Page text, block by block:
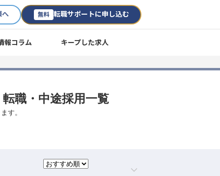
へ 無料 転職サポートに申し込む
報コラム キープした求人
職・中途採用一覧
す。